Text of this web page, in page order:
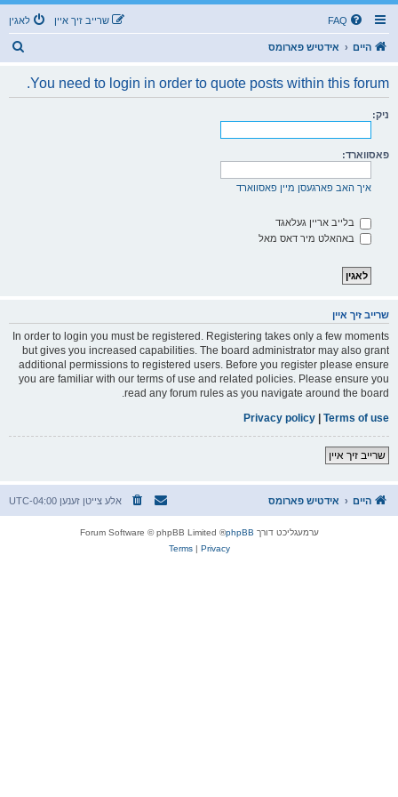
FAQ לאגין שרייב זיך איין
היים אידטיש פארומס
You need to login in order to quote posts within this forum.
ניק:
פאסווארד:
איך האב פארגעסן מיין פאסווארד
בלייב אריין געלאגד
באהאלט מיר דאס מאל
שרייב זיך איין
In order to login you must be registered. Registering takes only a few moments
but gives you increased capabilities. The board administrator may also grant
additional permissions to registered users. Before you register please ensure
you are familiar with our terms of use and related policies. Please ensure you
read any forum rules as you navigate around the board.
Terms of use
|
Privacy policy
שרייב זיך איין
היים אידטיש פארומס אלע צייטן זענען UTC-04:00
ערמעגליכט דורך phpBB
® Forum Software © phpBB Limited
Privacy
|
Terms